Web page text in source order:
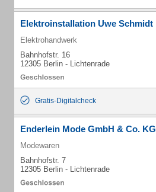
Elektroinstallation Uwe Schmidt
Elektrohandwerk
Bahnhofstr. 16
12305 Berlin - Lichtenrade
Gratis-Digitalcheck
Enderlein Mode GmbH & Co. KG
Modewaren
Bahnhofstr. 7
12305 Berlin - Lichtenrade